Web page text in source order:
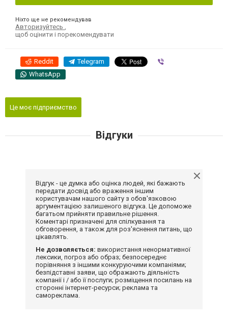
Ніхто ще не рекомендував
Авторизуйтесь
щоб оцінити і порекомендувати
Reddit Telegram
WhatsApp
Це моє підприємство
Відгуки
Відгук - це думка або оцінка людей, які бажають
передати досвід або враження іншим
користувачам нашого сайту з обов'язковою
аргументацією залишеного відгука. Це допоможе
багатьом прийняти правильне рішення.
Коментарі призначені для спілкування та
обговорення, а також для роз'яснення питань, що
цікавлять.
Не дозволяється: використання ненормативної
лексики, погроз або образ; безпосереднє
порівняння з іншими конкуруючими компаніями;
безпідставні заяви, що ображають діяльність
компанії і / або її послуги; розміщення посилань на
сторонні інтернет-ресурси; реклама та
самореклама.